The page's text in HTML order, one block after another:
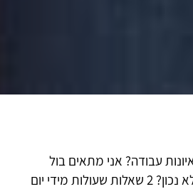
עבודה? אני מתאים בול
לתפקיד אז מה עשיתי לא נכון? 2 שאלות שעולות מידי יום